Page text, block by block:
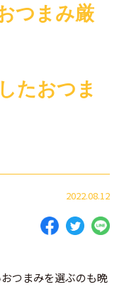
つまみ厳
たおつま
2022.08.12
つまみを選ぶのも晩